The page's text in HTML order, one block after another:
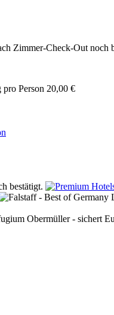
Zimmer-Check-Out noch
Person 20,00 €
bestätigt.
Obermüller - sichert